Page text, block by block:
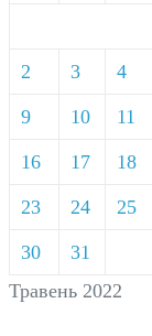
Травень 2022
2 3 4
9 10 11
16 17 18
23 24 25
30 31